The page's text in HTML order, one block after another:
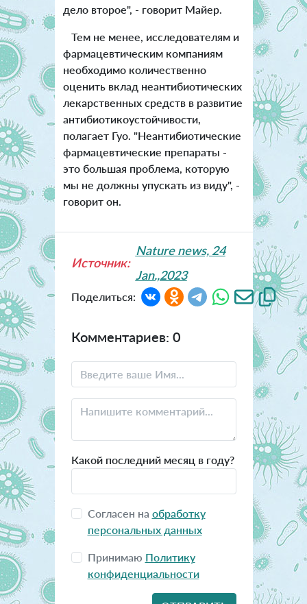
дело второе", - говорит Майер.
Тем не менее, исследователям и
фармацевтическим компаниям
необходимо количественно
оценить вклад неантибиотических
лекарственных средств в развитие
антибиотикоустойчивости,
полагает Гуо. "Неантибиотические
фармацевтические препараты -
это большая проблема, которую
мы не должны упускать из виду", -
говорит он.
Источник:
Nature news, 24
Jan.,2023
Поделиться:
Комментариев: 0
Какой последний месяц в году?
Согласен на обработку
персональных данных
Принимаю Политику
конфиденциальности